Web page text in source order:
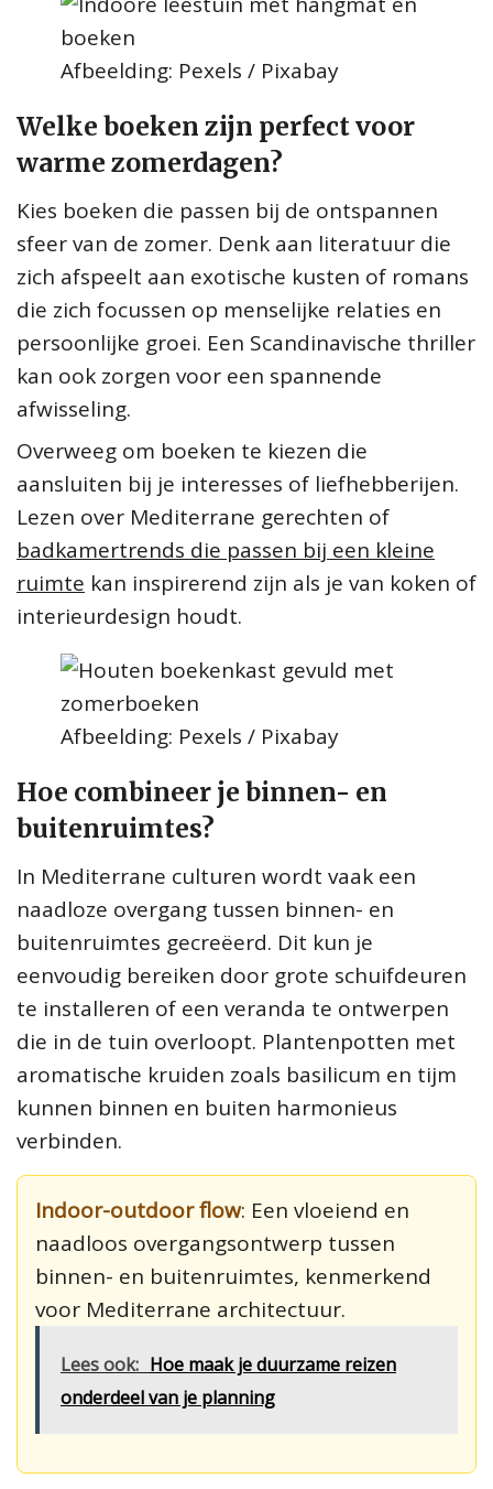
Afbeelding: Pexels / Pixabay
Welke boeken zijn perfect voor
warme zomerdagen?
Kies boeken die passen bij de ontspannen
sfeer van de zomer. Denk aan literatuur die
zich afspeelt aan exotische kusten of romans
die zich focussen op menselijke relaties en
persoonlijke groei. Een Scandinavische thriller
kan ook zorgen voor een spannende
afwisseling.
Overweeg om boeken te kiezen die
aansluiten bij je interesses of liefhebberijen.
Lezen over Mediterrane gerechten of
badkamertrends die passen bij een kleine
ruimte kan inspirerend zijn als je van koken of
interieurdesign houdt.
Afbeelding: Pexels / Pixabay
Hoe combineer je binnen- en
buitenruimtes?
In Mediterrane culturen wordt vaak een
naadloze overgang tussen binnen- en
buitenruimtes gecreëerd. Dit kun je
eenvoudig bereiken door grote schuifdeuren
te installeren of een veranda te ontwerpen
die in de tuin overloopt. Plantenpotten met
aromatische kruiden zoals basilicum en tijm
kunnen binnen en buiten harmonieus
verbinden.
Indoor-outdoor flow: Een vloeiend en
naadloos overgangsontwerp tussen
binnen- en buitenruimtes, kenmerkend
voor Mediterrane architectuur.
Lees ook: Hoe maak je duurzame reizen
onderdeel van je planning